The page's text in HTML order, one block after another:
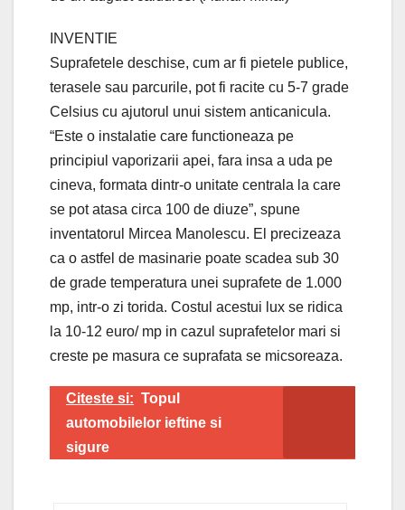
INVENTIE
Suprafetele deschise, cum ar fi pietele publice,
terasele sau parcurile, pot fi racite cu 5-7 grade
Celsius cu ajutorul unui sistem anticanicula.
“Este o instalatie care functioneaza pe
principiul vaporizarii apei, fara insa a uda pe
cineva, formata dintr-o unitate centrala la care
se pot atasa circa 100 de diuze”, spune
inventatorul Mircea Manolescu. El precizeaza
ca o astfel de masinarie poate scadea sub 30
de grade temperatura unei suprafete de 1.000
mp, intr-o zi torida. Costul acestui lux se ridica
la 10-12 euro/ mp in cazul suprafetelor mari si
creste pe masura ce suprafata se micsoreaza.
Citeste si: Topul
automobilelor ieftine si
sigure